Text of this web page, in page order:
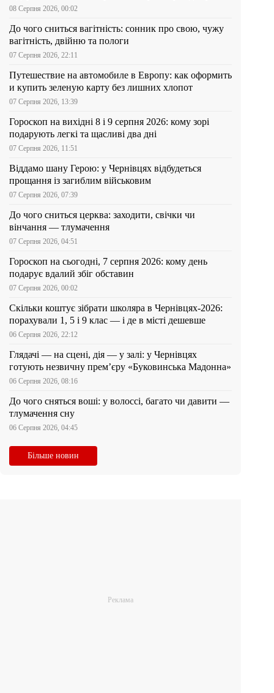
08 Серпня 2026, 00:02
До чого сниться вагітність: сонник про свою, чужу
вагітність, двійню та пологи
07 Серпня 2026, 22:11
Путешествие на автомобиле в Европу: как оформить
и купить зеленую карту без лишних хлопот
07 Серпня 2026, 13:39
Гороскоп на вихідні 8 і 9 серпня 2026: кому зорі
подарують легкі та щасливі два дні
07 Серпня 2026, 11:51
Віддамо шану Герою: у Чернівцях відбудеться
прощання із загиблим військовим
07 Серпня 2026, 07:39
До чого сниться церква: заходити, свічки чи
вінчання — тлумачення
07 Серпня 2026, 04:51
Гороскоп на сьогодні, 7 серпня 2026: кому день
подарує вдалий збіг обставин
07 Серпня 2026, 00:02
Скільки коштує зібрати школяра в Чернівцях-2026:
порахували 1, 5 і 9 клас — і де в місті дешевше
06 Серпня 2026, 22:12
Глядачі — на сцені, дія — у залі: у Чернівцях
готують незвичну прем’єру «Буковинська Мадонна»
06 Серпня 2026, 08:16
До чого сняться воші: у волоссі, багато чи давити —
тлумачення сну
06 Серпня 2026, 04:45
Більше новин